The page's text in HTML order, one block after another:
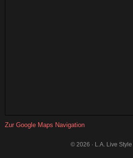
Zur Google Maps Navigation
© 2026 · L.A. Live Style